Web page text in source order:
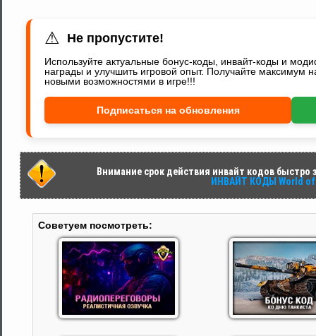
⚠ Не пропустите!
Используйте актуальные бонус-коды, инвайт-коды и
награды и улучшить игровой опыт. Получайте максимум
новыми возможностями в игре!!!
Подписаться на обновления
Внимание срок действия инвайт кодов быстро
ИНВАЙТ КОДЫ World
Советуем посмотреть: